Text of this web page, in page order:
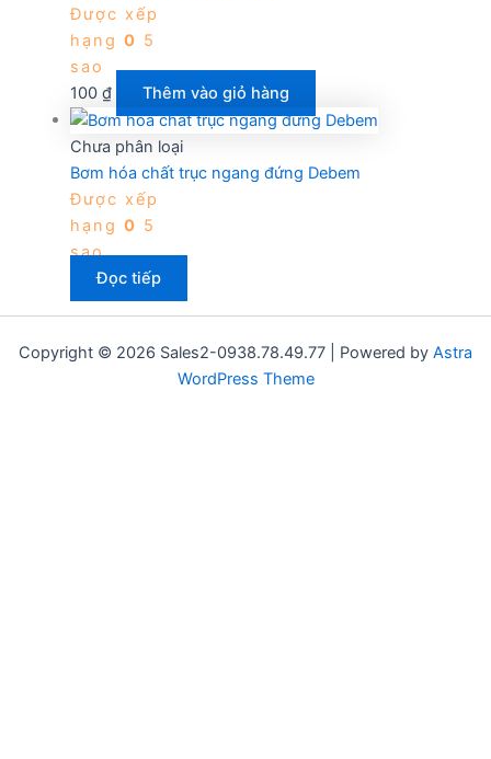
Được xếp
hạng 0 5
sao
100 ₫ Thêm vào giỏ hàng
Chưa phân loại
Bơm hóa chất trục ngang đứng Debem
Được xếp
hạng 0 5
sao
Đọc tiếp
Copyright © 2026 Sales2-0938.78.49.77 | Powered by Astra
WordPress Theme